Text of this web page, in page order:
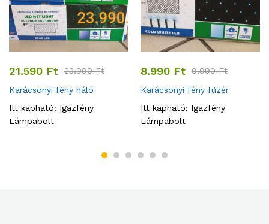
21.590 Ft 23.990Ft
Karácsonyi fény háló
Itt kapható: Igazfény
Lámpabolt
8.990 Ft 9.990Ft
Karácsonyi fény füzér
Itt kapható: Igazfény
Lámpabolt